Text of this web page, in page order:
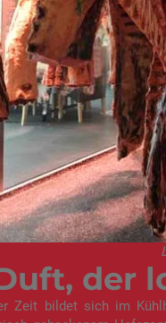
der
Zeit bildet sich im